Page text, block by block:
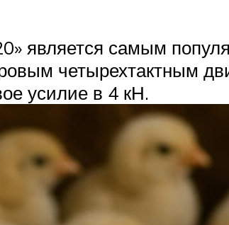
является самым
четырехтактным
усилие в 4 кН.